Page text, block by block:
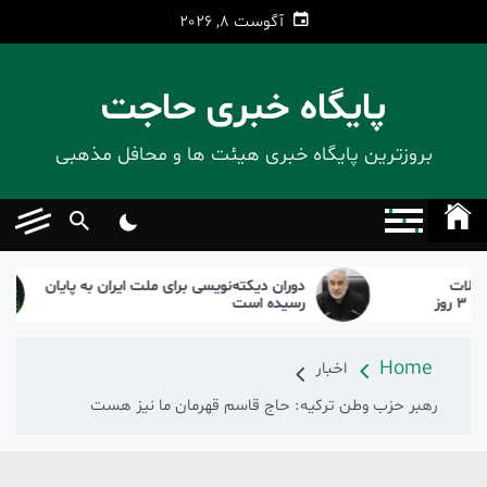
آگوست 8, 2026
پایگاه خبری حاجت
بروزترین پایگاه‌ خبری هیئت ها و محافل مذهبی
دوران دیکته‌نویسی برای ملت ایران به پایان
رسیده است
Home
اخبار
رهبر حزب وطن ترکیه: حاج قاسم قهرمان ما نیز هست